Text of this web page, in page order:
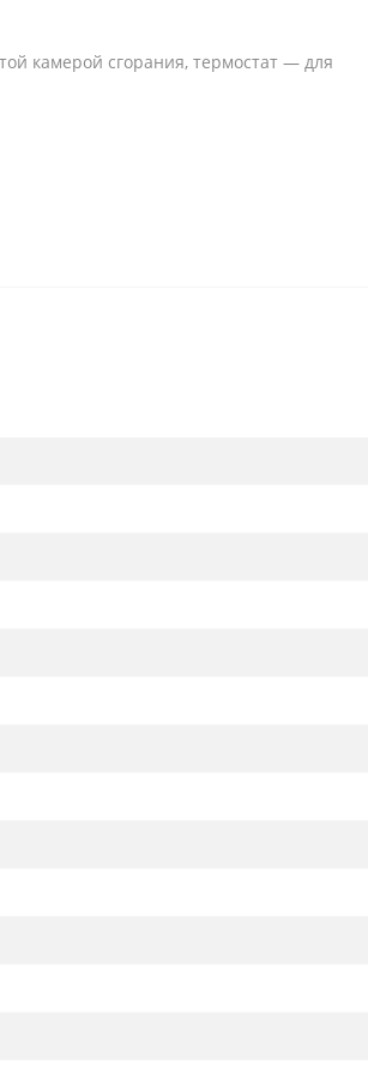
камерой сгорания, термостат — для